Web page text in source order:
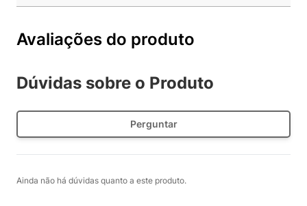
Avaliações do produto
Dúvidas sobre o Produto
Perguntar
Ainda não há dúvidas quanto a este produto.